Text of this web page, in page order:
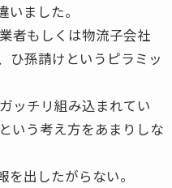
ました。
者もしくは物流子会社
ひ孫請けというピラミッ
ッチリ組み込まれてい
いう考え方をあまりしな
出したがらない。